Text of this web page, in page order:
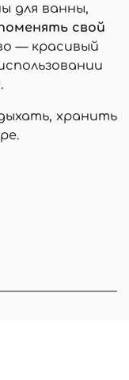
для ванны,
свой
— красивый
хранить